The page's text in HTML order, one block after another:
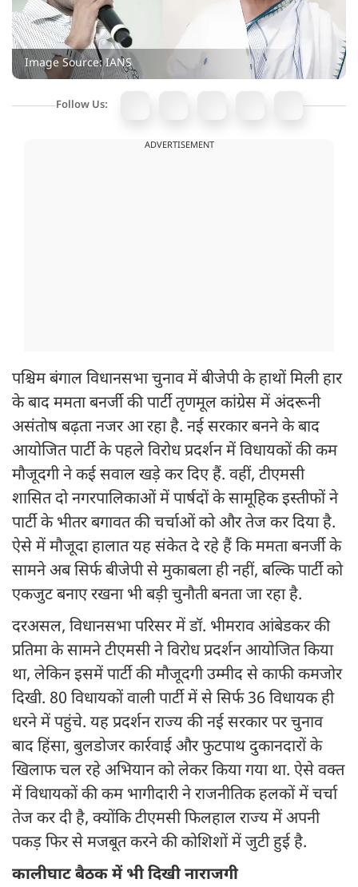
Image Source: IANS
Follow Us:
ADVERTISEMENT
पश्चिम बंगाल विधानसभा चुनाव में बीजेपी के हाथों मिली हार
के बाद ममता बनर्जी की पार्टी तृणमूल कांग्रेस में अंदरूनी
असंतोष बढ़ता नजर आ रहा है. नई सरकार बनने के बाद
आयोजित पार्टी के पहले विरोध प्रदर्शन में विधायकों की कम
मौजूदगी ने कई सवाल खड़े कर दिए हैं. वहीं, टीएमसी
शासित दो नगरपालिकाओं में पार्षदों के सामूहिक इस्तीफों ने
पार्टी के भीतर बगावत की चर्चाओं को और तेज कर दिया है.
ऐसे में मौजूदा हालात यह संकेत दे रहे हैं कि ममता बनर्जी के
सामने अब सिर्फ बीजेपी से मुकाबला ही नहीं, बल्कि पार्टी को
एकजुट बनाए रखना भी बड़ी चुनौती बनता जा रहा है.
दरअसल, विधानसभा परिसर में डॉ. भीमराव आंबेडकर की
प्रतिमा के सामने टीएमसी ने विरोध प्रदर्शन आयोजित किया
था, लेकिन इसमें पार्टी की मौजूदगी उम्मीद से काफी कमजोर
दिखी. 80 विधायकों वाली पार्टी में से सिर्फ 36 विधायक ही
धरने में पहुंचे. यह प्रदर्शन राज्य की नई सरकार पर चुनाव
बाद हिंसा, बुलडोजर कार्रवाई और फुटपाथ दुकानदारों के
खिलाफ चल रहे अभियान को लेकर किया गया था. ऐसे वक्त
में विधायकों की कम भागीदारी ने राजनीतिक हलकों में चर्चा
तेज कर दी है, क्योंकि टीएमसी फिलहाल राज्य में अपनी
पकड़ फिर से मजबूत करने की कोशिशों में जुटी हुई है.
कालीघाट बैठक में भी दिखी नाराजगी